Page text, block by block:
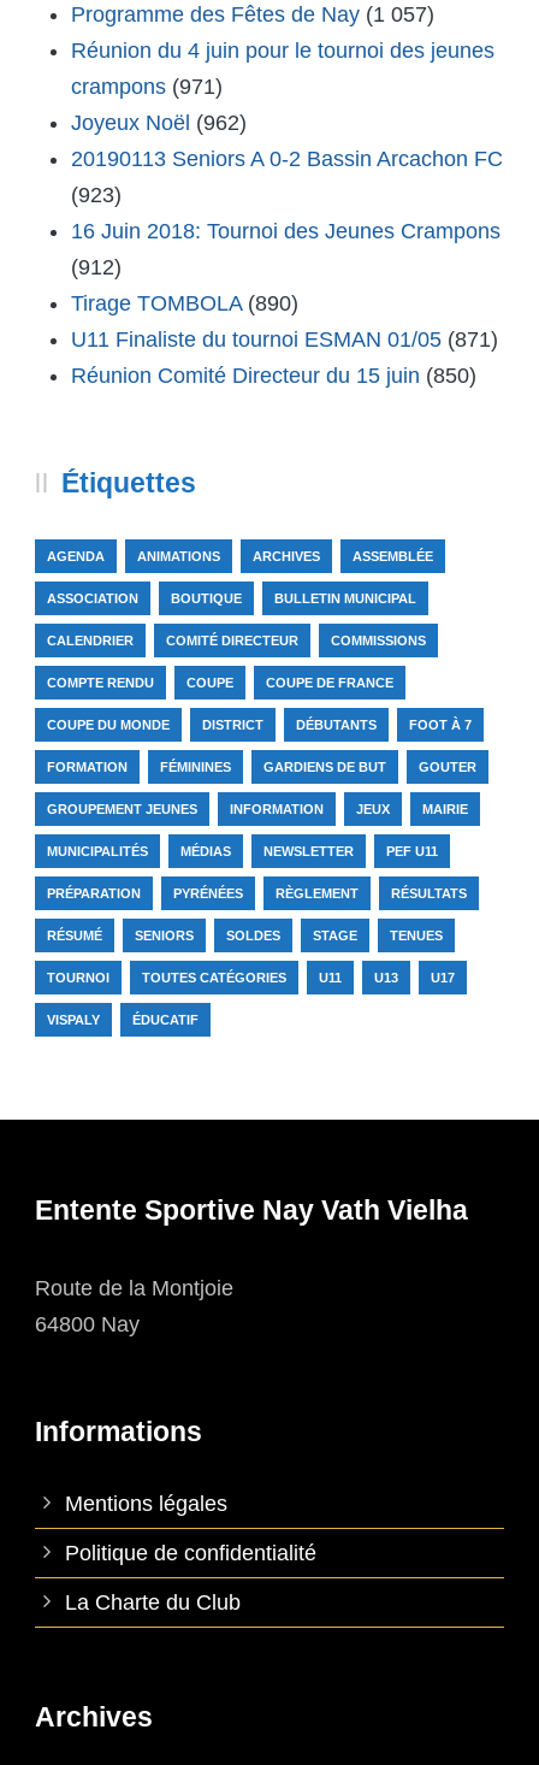
Programme des Fêtes de Nay (1 057)
Réunion du 4 juin pour le tournoi des jeunes
crampons (971)
Joyeux Noël (962)
20190113 Seniors A 0-2 Bassin Arcachon FC
(923)
16 Juin 2018: Tournoi des Jeunes Crampons
(912)
Tirage TOMBOLA (890)
U11 Finaliste du tournoi ESMAN 01/05 (871)
Réunion Comité Directeur du 15 juin (850)
Étiquettes
AGENDA ANIMATIONS ARCHIVES ASSEMBLÉE
ASSOCIATION BOUTIQUE BULLETIN MUNICIPAL
CALENDRIER COMITÉ DIRECTEUR COMMISSIONS
COMPTE RENDU COUPE COUPE DE FRANCE
COUPE DU MONDE DISTRICT DÉBUTANTS FOOT À 7
FORMATION FÉMININES GARDIENS DE BUT GOUTER
GROUPEMENT JEUNES INFORMATION JEUX MAIRIE
MUNICIPALITÉS MÉDIAS NEWSLETTER PEF U11
PRÉPARATION PYRÉNÉES RÈGLEMENT RÉSULTATS
RÉSUMÉ SENIORS SOLDES STAGE TENUES
TOURNOI TOUTES CATÉGORIES U11 U13 U17
VISPALY ÉDUCATIF
Entente Sportive Nay Vath Vielha
Route de la Montjoie
64800 Nay
Informations
Mentions légales
Politique de confidentialité
La Charte du Club
Archives